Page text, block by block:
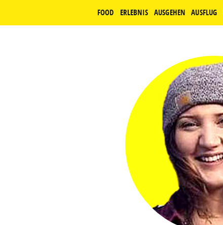
FOOD ERLEBNIS AUSGEHEN AUSFLUG